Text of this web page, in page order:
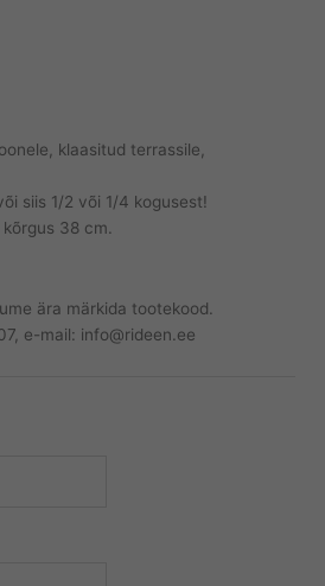
klaasitud terrassile,
siis 1/2 või 1/4 kogusest!
38 cm.
ära märkida tootekood.
e-mail: info@rideen.ee